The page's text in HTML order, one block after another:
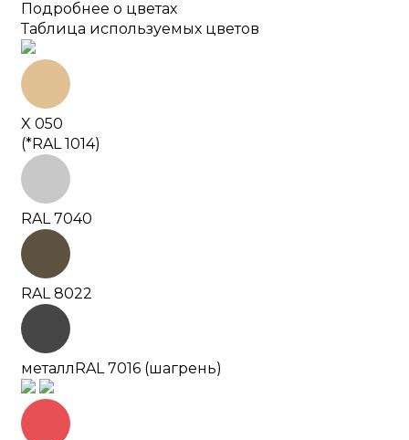
Подробнее о цветах
Таблица используемых цветов
X 050
(*RAL 1014)
RAL 7040
RAL 8022
металлRAL 7016 (шагрень)